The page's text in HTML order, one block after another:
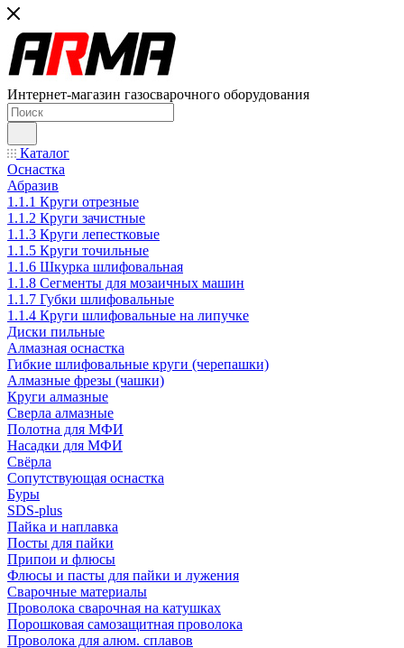
Интернет-магазин газосварочного оборудования
Каталог
Оснастка
Абразив
1.1.1 Круги отрезные
1.1.2 Круги зачистные
1.1.3 Круги лепестковые
1.1.5 Круги точильные
1.1.6 Шкурка шлифовальная
1.1.8 Сегменты для мозаичных машин
1.1.7 Губки шлифовальные
1.1.4 Круги шлифовальные на липучке
Диски пильные
Алмазная оснастка
Гибкие шлифовальные круги (черепашки)
Алмазные фрезы (чашки)
Круги алмазные
Сверла алмазные
Полотна для МФИ
Насадки для МФИ
Свёрла
Сопутствующая оснастка
Буры
SDS-plus
Пайка и наплавка
Посты для пайки
Припои и флюсы
Флюсы и пасты для пайки и лужения
Сварочные материалы
Проволока сварочная на катушках
Порошковая самозащитная проволока
Проволока для алюм. сплавов